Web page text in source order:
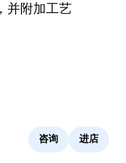
并附加工艺
咨询 进店